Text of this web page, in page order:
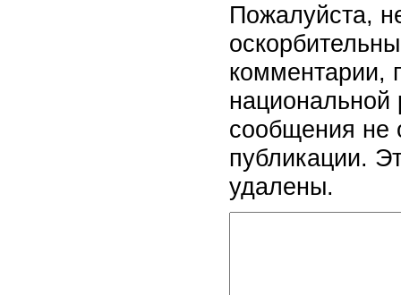
Пожалуйста,
комментарии,
национальной
сообщения не
публикации.
удалены.